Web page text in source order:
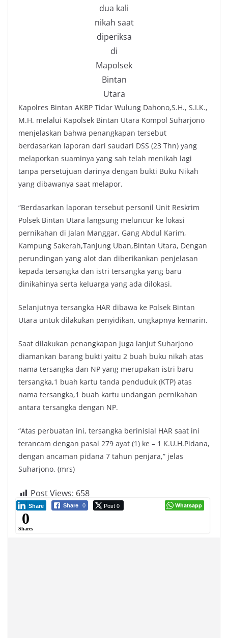
dua kali
nikah saat
diperiksa
di
Mapolsek
Bintan
Utara
Kapolres Bintan AKBP Tidar Wulung Dahono,S.H., S.I.K.,
M.H. melalui Kapolsek Bintan Utara Kompol Suharjono
menjelaskan bahwa penangkapan tersebut
berdasarkan laporan dari saudari DSS (23 Thn) yang
melaporkan suaminya yang sah telah menikah lagi
tanpa persetujuan darinya dengan bukti Buku Nikah
yang dibawanya saat melapor.
“Berdasarkan laporan tersebut personil Unit Reskrim
Polsek Bintan Utara langsung meluncur ke lokasi
pernikahan di Jalan Manggar, Gang Abdul Karim,
Kampung Sakerah,Tanjung Uban,Bintan Utara, Dengan
perundingan yang alot dan diberikankan penjelasan
kepada tersangka dan istri tersangka yang baru
dinikahinya serta keluarga yang ada dilokasi.
Selanjutnya tersangka HAR dibawa ke Polsek Bintan
Utara untuk dilakukan penyidikan, ungkapnya kemarin.
Saat dilakukan penangkapan juga lanjut Suharjono
diamankan barang bukti yaitu 2 buah buku nikah atas
nama tersangka dan NP yang merupakan istri baru
tersangka,1 buah kartu tanda penduduk (KTP) atas
nama tersangka,1 buah kartu undangan pernikahan
antara tersangka dengan NP.
“Atas perbuatan ini, tersangka berinisial HAR saat ini
terancam dengan pasal 279 ayat (1) ke – 1 K.U.H.Pidana,
dengan ancaman pidana 7 tahun penjara,” jelas
Suharjono. (mrs)
Post Views: 658
Share 0 Post 0
Share Whatsapp
0
Shares